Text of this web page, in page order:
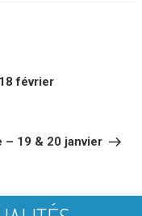
février
– 19 & 20 janvier